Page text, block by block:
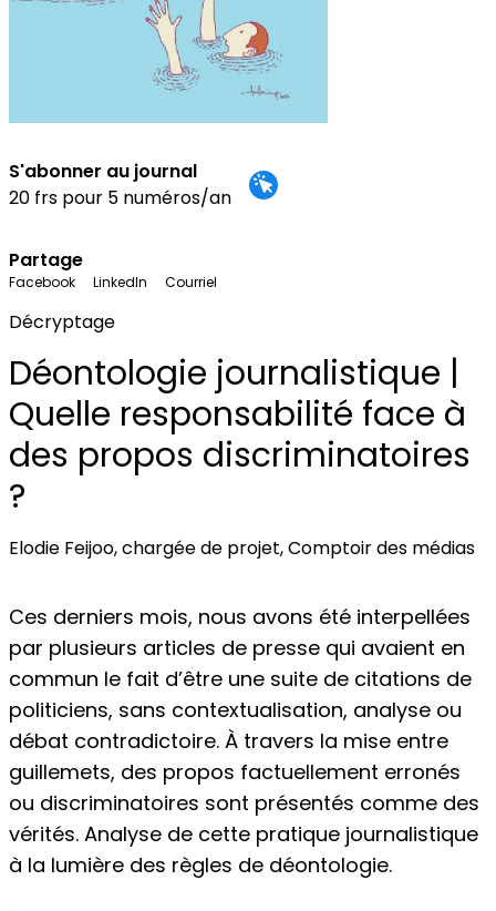
S'abonner au journal
20 frs pour 5 numéros/an
Partage
Facebook LinkedIn Courriel
Décryptage
Déontologie journalistique |
Quelle responsabilité face à
des propos discriminatoires
?
Elodie Feijoo, chargée de projet, Comptoir des médias
Ces derniers mois, nous avons été interpellées
par plusieurs articles de presse qui avaient en
commun le fait d’être une suite de citations de
politiciens, sans contextualisation, analyse ou
débat contradictoire. À travers la mise entre
guillemets, des propos factuellement erronés
ou discriminatoires sont présentés comme des
vérités. Analyse de cette pratique journalistique
à la lumière des règles de déontologie.